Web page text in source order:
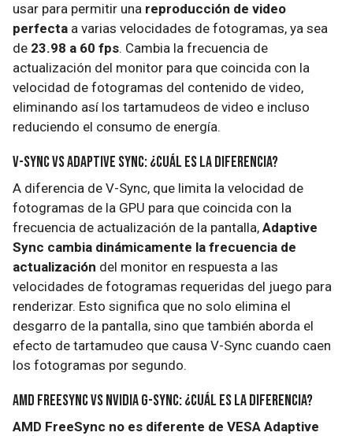
usar para permitir una reproducción de video
perfecta a varias velocidades de fotogramas, ya sea
de 23.98 a 60 fps. Cambia la frecuencia de
actualización del monitor para que coincida con la
velocidad de fotogramas del contenido de video,
eliminando así los tartamudeos de video e incluso
reduciendo el consumo de energía.
V-Sync VS Adaptive Sync: ¿Cuál es la diferencia?
A diferencia de V-Sync, que limita la velocidad de
fotogramas de la GPU para que coincida con la
frecuencia de actualización de la pantalla, Adaptive
Sync cambia dinámicamente la frecuencia de
actualización del monitor en respuesta a las
velocidades de fotogramas requeridas del juego para
renderizar. Esto significa que no solo elimina el
desgarro de la pantalla, sino que también aborda el
efecto de tartamudeo que causa V-Sync cuando caen
los fotogramas por segundo.
AMD FreeSync VS NVIDIA G-Sync: ¿Cuál es la diferencia?
AMD FreeSync no es diferente de VESA Adaptive